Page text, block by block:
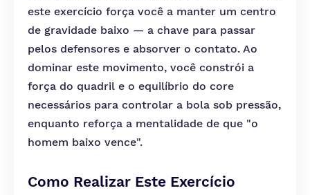
este exercício força você a manter um centro
de gravidade baixo — a chave para passar
pelos defensores e absorver o contato. Ao
dominar este movimento, você constrói a
força do quadril e o equilíbrio do core
necessários para controlar a bola sob pressão,
enquanto reforça a mentalidade de que "o
homem baixo vence".
Como Realizar Este Exercício